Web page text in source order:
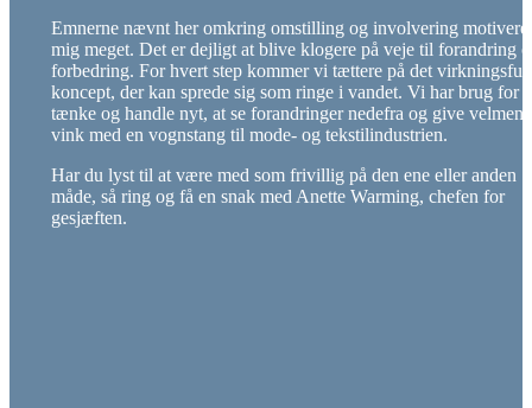
Emnerne nævnt her omkring omstilling og involvering
mig meget. Det er dejligt at blive klogere på veje til forandring
forbedring. For hvert step kommer vi tættere på det
koncept, der kan sprede sig som ringe i vandet. Vi har brug for
tænke og handle nyt, at se forandringer nedefra og give
vink med en vognstang til mode- og tekstilindustrien.
Har du lyst til at være med som frivillig på den ene eller anden
måde, så ring og få en snak med Anette Warming, chefen for
gesjæften.